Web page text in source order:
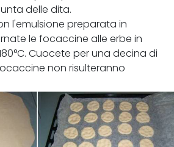
delle dita.
l'emulsione preparata in
le focaccine alle erbe in
Cuocete per una decina di
non risulteranno